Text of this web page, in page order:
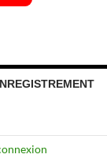
u
T